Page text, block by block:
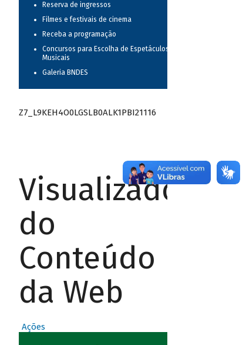
Reserva de ingressos
Filmes e festivais de cinema
Receba a programação
Concursos para Escolha de Espetáculos
Musicais
Galeria BNDES
Z7_L9KEH4O0LGSLB0ALK1PBI21116
Visualizador
do
Conteúdo
da Web
Ações